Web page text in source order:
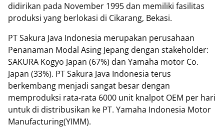
didirikan pada November 1995 dan memiliki fasilitas
produksi yang berlokasi di Cikarang, Bekasi.
PT Sakura Java Indonesia merupakan perusahaan
Penanaman Modal Asing Jepang dengan stakeholder:
SAKURA Kogyo Japan (67%) dan Yamaha motor Co.
Japan (33%). PT Sakura Java Indonesia terus
berkembang menjadi sangat besar dengan
memproduksi rata-rata 6000 unit knalpot OEM per hari
untuk di distribusikan ke PT. Yamaha Indonesia Motor
Manufacturing(YIMM).